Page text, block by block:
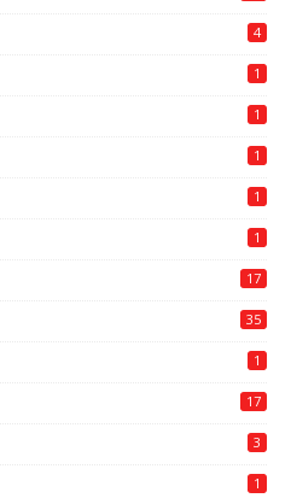
4
1
1
1
1
1
17
35
1
17
3
1